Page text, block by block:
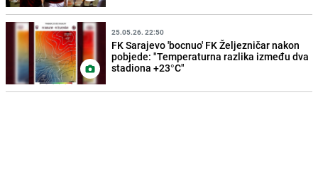
25.05.26. 22:50
FK Sarajevo 'bocnuo' FK Željezničar nakon
pobjede: "Temperaturna razlika između dva
stadiona +23°C"